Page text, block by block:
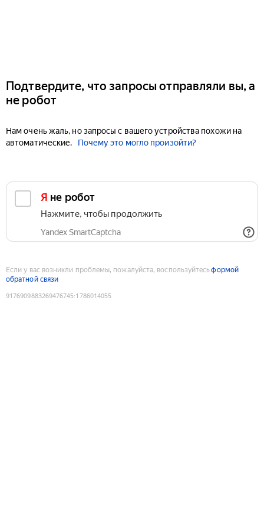
Подтвердите, что запросы отправляли вы, а
не робот
Нам очень жаль, но запросы с вашего устройства похожи на
автоматические.
Почему это могло произойти?
Я не робот
Нажмите, чтобы продолжить
Yandex SmartCaptcha
Если у вас возникли проблемы, пожалуйста, воспользуйтесьформой
обратной связи
9176909883269476745:1786014055